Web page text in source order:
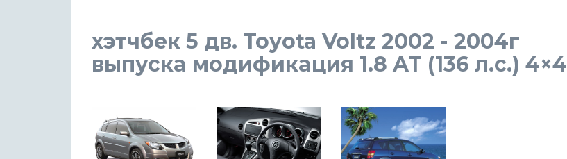
хэтчбек 5 дв. Toyota Voltz 2002 - 2004г
выпуска модификация 1.8 AT (136 л.с.) 4×4